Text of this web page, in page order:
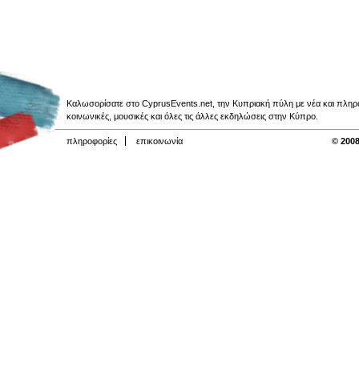
Καλωσορίσατε στο CyprusEvents.net, την Κυπριακή πύλη με νέα και
κοινωνικές, μουσικές και όλες τις άλλες εκδηλώσεις στην Κύπρο.
πληροφορίες επικοινωνία ©